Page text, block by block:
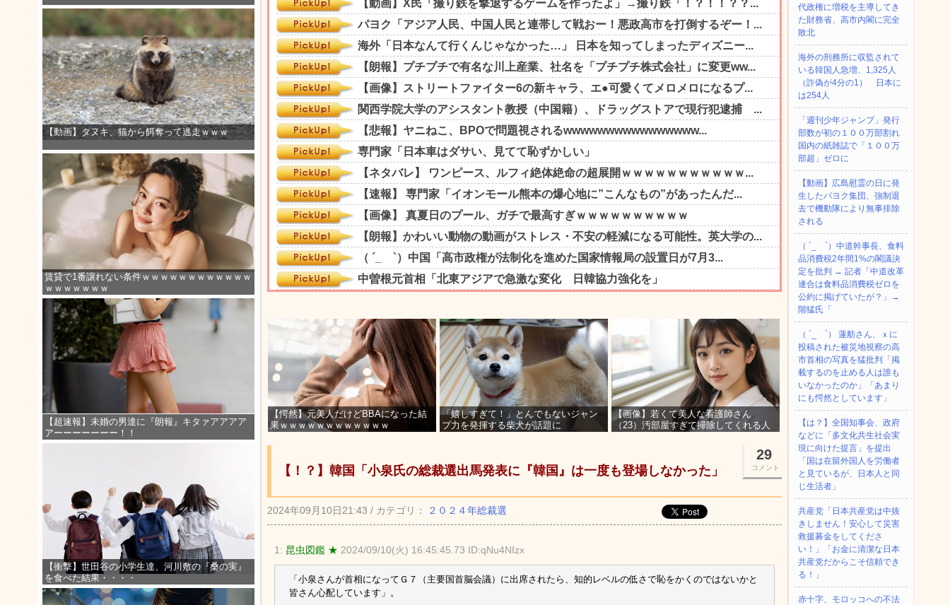
【動画】タヌキ、猫から餌奪って逃走ｗｗｗ
賃貸で1番譲れない条件ｗｗｗｗｗｗｗｗｗｗｗｗ
ｗｗｗｗｗｗｗ
【超速報】未婚の男達に『朗報』キタァアアアア
アーーーーーーー！！
【衝撃】世田谷の小学生達、河川敷の『桑の実』
を食べた結果・・・・
【愕然】元美人だけどBBAになった結
果ｗｗｗｗｗｗｗｗｗｗｗｗ
「嬉しすぎて！」とんでもないジャン
プ力を発揮する柴犬が話題に
【画像】若くて美人な看護師さん
（23）汚部屋すぎて掃除してくれる人
29
コメント
【！？】韓国「小泉氏の総裁選出馬発表に『韓国』は一度も登場しなかった」
2024年09月10日21:43 / カテゴリ： ２０２４年総裁選
1: 昆虫図鑑 ★ 2024/09/10(火) 16:45:45.73 ID:qNu4NIzx
「小泉さんが首相になってＧ７（主要国首脳会議）に出席されたら、知的レベルの低さで恥をかくのではないかと
皆さん心配しています」。
代政権に増税を主導してき
た財務省、高市内閣に完全
敗北
海外の刑務所に収監されて
いる韓国人急増、1,325人
（詐偽が4分の1） 日本に
は254人
「週刊少年ジャンプ」発行
部数が初の１００万部割れ
国内の紙雑誌で「１００万
部超」ゼロに
【動画】広島慰霊の日に発
生したパヨク集団、強制退
去で機動隊により無事排除
される
（ ´_ゝ`）中道幹事長、食料
品消費税2年間1%の閣議決
定を批判 → 記者「中道改革
連合は食料品消費税ゼロを
公約に掲げていたが？」→
階猛氏「
（ ´_ゝ`） 蓮舫さん、ｘに
投稿された被災地視察の高
市首相の写真を猛批判「掲
載するのを止める人は誰も
いなかったのか」「あまり
にも愕然としています」
【は？】全国知事会、政府
などに「多文化共生社会実
現に向けた提言」を提出
「国は在留外国人を労働者
と見ているが、日本人と同
じ生活者」
共産党「日本共産党は中抜
きしません！安心して災害
救援募金をしてくださ
い！」「お金に清潔な日本
共産党だからこそ信頼でき
る！」
赤十字、モロッコへの不法